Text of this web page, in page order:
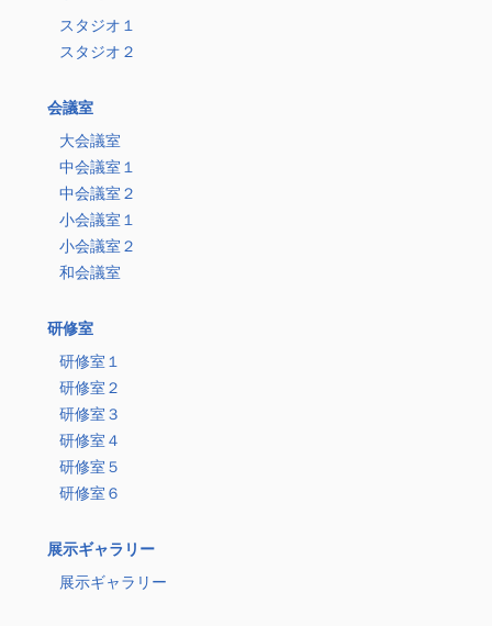
スタジオ１
スタジオ２
会議室
大会議室
中会議室１
中会議室２
小会議室１
小会議室２
和会議室
研修室
研修室１
研修室２
研修室３
研修室４
研修室５
研修室６
展示ギャラリー
展示ギャラリー